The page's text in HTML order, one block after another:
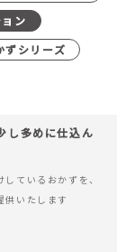
ン
ずシリーズ
し多めに仕込ん
ているおかずを、
供いたします